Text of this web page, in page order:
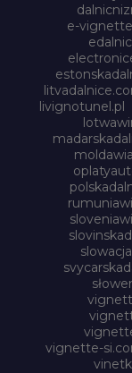
e-
livignotunel.pl
vignette-